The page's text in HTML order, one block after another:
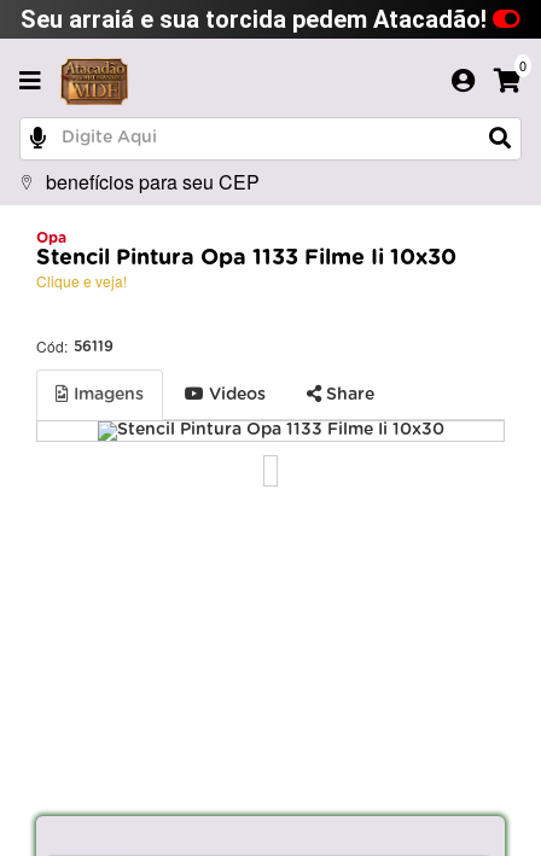
Seu arraiá e sua torcida pedem Atacadão!
0
benefícios para seu CEP
Opa
Stencil Pintura Opa 1133 Filme Ii 10x30
Clique e veja!
Cód: 56119
Imagens Videos Share